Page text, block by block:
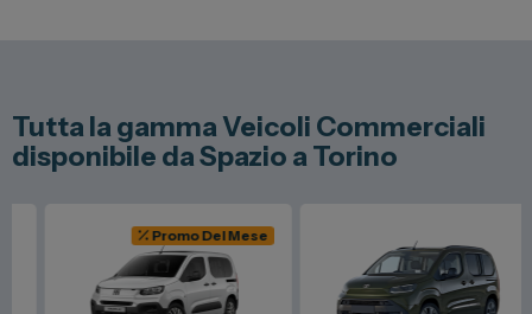
Tutta la gamma Veicoli Commerciali
disponibile da Spazio a Torino
Promo Del Mese